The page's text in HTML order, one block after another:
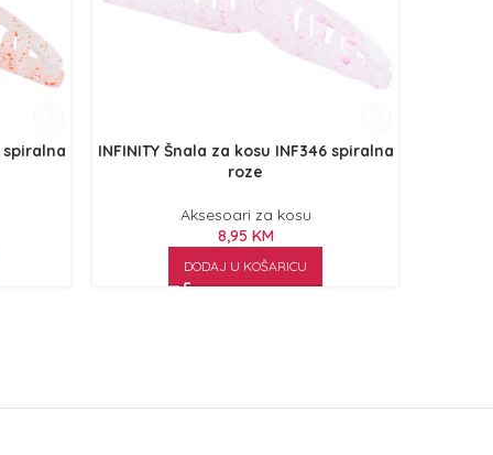
spiralna
INFINITY Šnala za kosu INF346 spiralna
roze
Aksesoari za kosu
8,95 KM
DODAJ U KOŠARICU